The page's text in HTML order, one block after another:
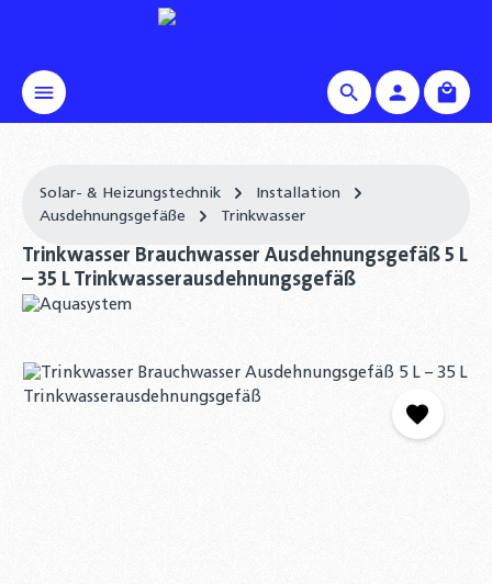
Solar- & Heizungstechnik
Installation
Ausdehnungsgefäße
Trinkwasser
Trinkwasser Brauchwasser Ausdehnungsgefäß 5 L
– 35 L Trinkwasserausdehnungsgefäß
Bildergalerie überspringen